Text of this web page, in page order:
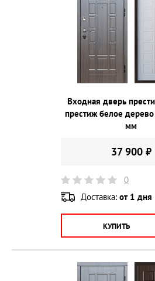
Входная дверь
престиж белое
мм
37 900 ₽
0
Доставка: от 1 дня
КУПИТЬ